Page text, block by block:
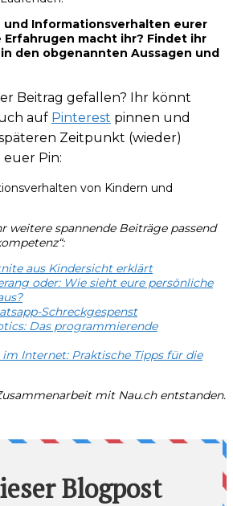
und Informationsverhalten eurer
Erfahrugen macht ihr? Findet ihr
den obgenannten Aussagen und
Beitrag gefallen? Ihr könnt
auf Pinterest pinnen und
Zeitpunkt (wieder)
euer Pin:
weitere spannende Beiträge passend
aus Kindersicht erklärt
oder: Wie sieht eure persönliche
Schreckgespenst
Das programmierende
im Internet: Praktische Tipps für die
mit Nau.ch entstanden.